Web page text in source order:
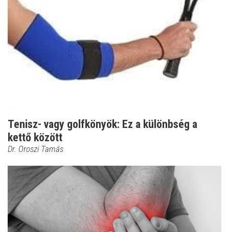
Tenisz- vagy golfkönyök: Ez a különbség a
kettő között
Dr. Oroszi Tamás